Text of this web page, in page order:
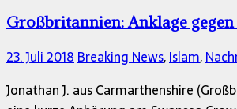
Großbritannien: Anklage
23. Juli 2018 Breaking News,Islam,
Jonathan J. aus Carmarthenshire